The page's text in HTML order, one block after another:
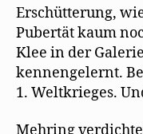
Erschütterung,
Pubertät kaum
Klee in der
kennengelernt.
1. Weltkrieges.